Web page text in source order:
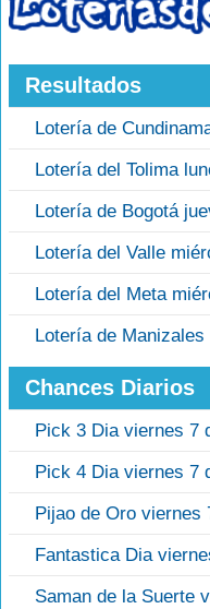
Resultados
Lotería de
Lotería del Tolima
Lotería de Bogotá
Lotería del Valle
Lotería del Meta
Lotería de
Chances Diarios
Pick 3 Dia viernes 7
Pick 4 Dia viernes 7
Pijao de Oro viernes
Fantastica Dia
Saman de la Suerte